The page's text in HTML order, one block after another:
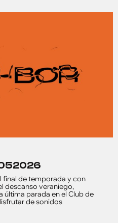
final de temporada y con
descanso veraniego,
última parada en el Club de
de sonidos